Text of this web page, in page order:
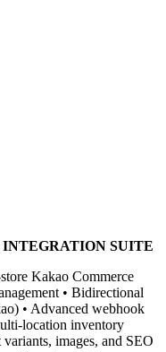
SUITE
Kakao Commerce
• Bidirectional
• Advanced webhook
location inventory
images, and SEO